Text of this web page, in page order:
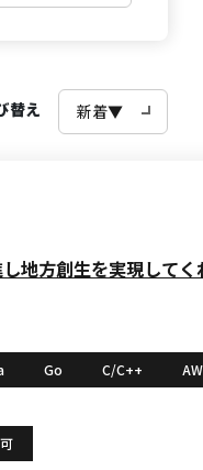
替え
し地方創生を実現して
Go C/C++